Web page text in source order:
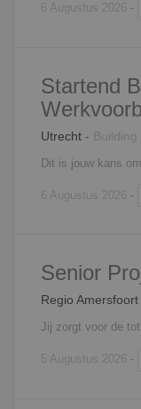
6 Augustus 2026 -
Startend
Utrecht - Building
6 Augustus 2026 -
Senior
Regio Amersfoort
5 Augustus 2026 -